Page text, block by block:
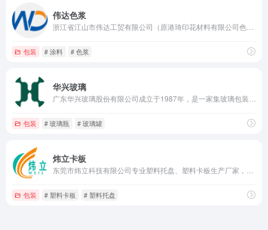
伟达色浆
包装 # 涂料 # 色浆
华兴玻璃
包装 # 玻璃瓶 # 玻璃罐
炜立卡板
包装 # 塑料卡板 # 塑料托盘